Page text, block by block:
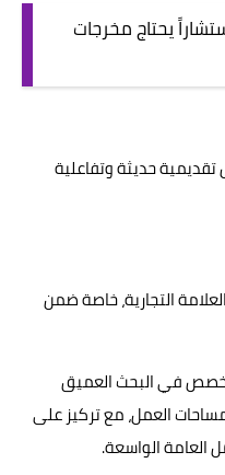
يحتاج مخرجات
حديثة وتفاعلية
التجارية، خاصة ضمن
في البحث العميق
العمل، مع تركيز على
العامة الواسعة.